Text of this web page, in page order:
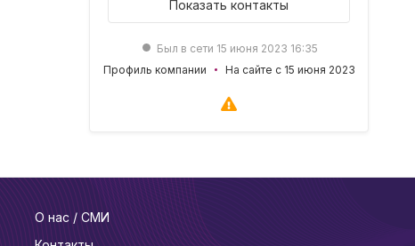
Показать контакты
Был в сети 15 июня 2023 16:35
Профиль компании
На сайте с 15 июня 2023
О нас / СМИ